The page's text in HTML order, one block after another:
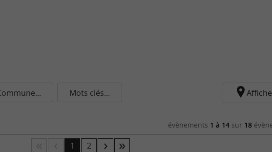
Mots clés...
évènements 1 à 14 sur 18
1 2